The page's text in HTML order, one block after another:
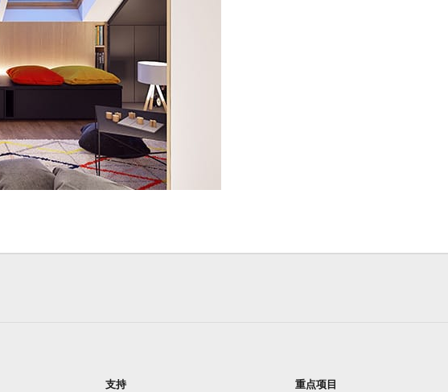
支持 重点项目